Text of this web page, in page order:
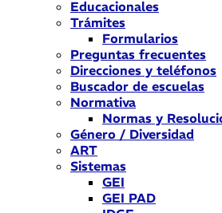
Educacionales
Trámites
Formularios
Preguntas frecuentes
Direcciones y teléfonos
Buscador de escuelas
Normativa
Normas y
Género / Diversidad
ART
Sistemas
GEI
GEI PAD